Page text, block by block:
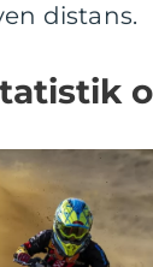
distans.